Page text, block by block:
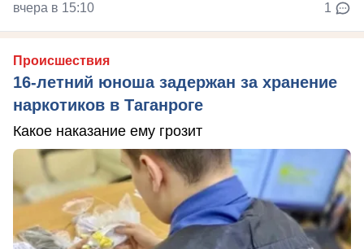
вчера в 15:10 1
Происшествия
16-летний юноша задержан за хранение
наркотиков в Таганроге
Какое наказание ему грозит